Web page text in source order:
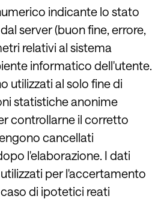
indicante lo stato
server (buon fine, errore,
relativi al sistema
informatico dell'utente.
utilizzati al solo fine di
statistiche anonime
controllarne il corretto
cancellati
l'elaborazione. I dati
per l'accertamento
di ipotetici reati